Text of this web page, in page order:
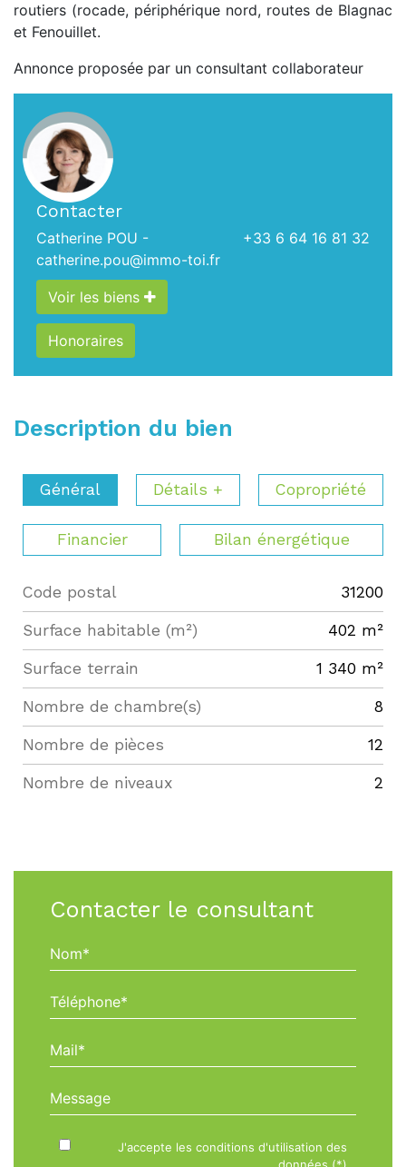
routiers (rocade, périphérique nord, routes de Blagnac
et Fenouillet.
Annonce proposée par un consultant collaborateur
Contacter
Catherine POU -
+33 6 64 16 81 32
catherine.pou@immo-toi.fr
Voir les biens
Honoraires
Description du bien
Général Détails + Copropriété
Financier Bilan énergétique
Label Value
Code postal 31200
Surface habitable (m²) 402 m²
surface terrain 1 340 m²
Nombre de chambre(s) 8
Nombre de pièces 12
Nombre de niveaux 2
Contacter le consultant
Nom*
Téléphone*
Mail*
Message
J'accepte les conditions d'utilisation des